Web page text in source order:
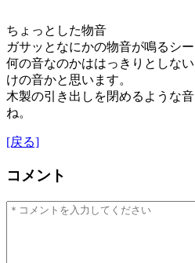
ちょっとした物音
ガサッとなにかの物音が鳴るシ
何の音なのかははっきりとしな
けの音かと思います。
木製の引き出しを閉めるような
ね。
[戻る]
コメント